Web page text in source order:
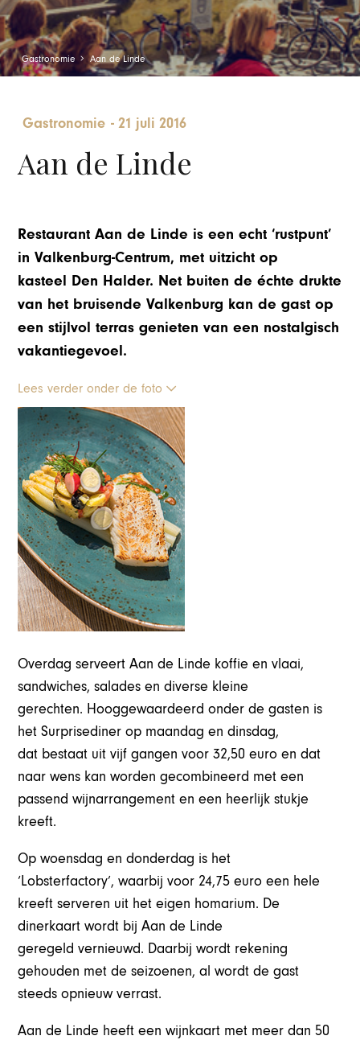
Gastronomie Aan de Linde
Gastronomie -21 juli 2016
Aan de Linde
Restaurant Aan de Linde is een echt ‘rustpunt’
in Valkenburg-Centrum, met uitzicht op
kasteel Den Halder. Net buiten de échte drukte
van het bruisende Valkenburg kan de gast op
een stijlvol terras genieten van een nostalgisch
vakantiegevoel.
Lees verder onder de foto
Overdag serveert Aan de Linde koffie en vlaai,
sandwiches, salades en diverse kleine
gerechten. Hooggewaardeerd onder de gasten is
het Surprisediner op maandag en dinsdag,
dat bestaat uit vijf gangen voor 32,50 euro en dat
naar wens kan worden gecombineerd met een
passend wijnarrangement en een heerlijk stukje
kreeft.
Op woensdag en donderdag is het
‘Lobsterfactory’, waarbij voor 24,75 euro een hele
kreeft serveren uit het eigen homarium. De
dinerkaart wordt bij Aan de Linde
geregeld vernieuwd. Daarbij wordt rekening
gehouden met de seizoenen, al wordt de gast
steeds opnieuw verrast.
Aan de Linde heeft een wijnkaart met meer dan 50